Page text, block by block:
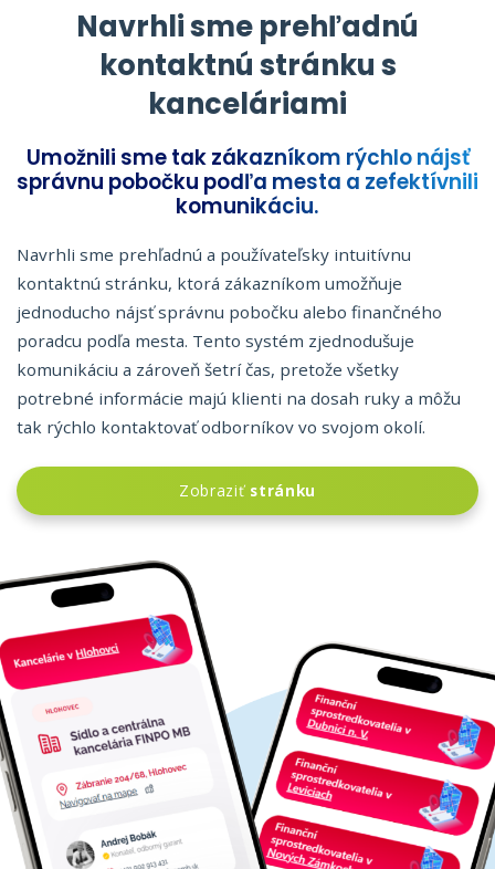
Navrhli sme prehľadnú
kontaktnú stránku s
kanceláriami
Umožnili sme tak zákazníkom rýchlo nájsť
správnu pobočku podľa mesta a zefektívnili
komunikáciu.
Navrhli sme prehľadnú a používateľsky intuitívnu
kontaktnú stránku, ktorá zákazníkom umožňuje
jednoducho nájsť správnu pobočku alebo finančného
poradcu podľa mesta. Tento systém zjednodušuje
komunikáciu a zároveň šetrí čas, pretože všetky
potrebné informácie majú klienti na dosah ruky a môžu
tak rýchlo kontaktovať odborníkov vo svojom okolí.
Zobraziť stránku